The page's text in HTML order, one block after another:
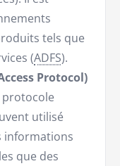
tels que
(ADFS).
Protocol)
protocole
utilisé
informations
que des